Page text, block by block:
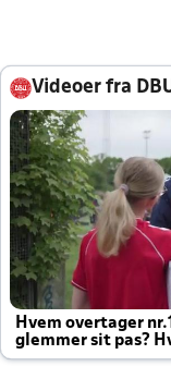
Videoer fra
Hvem overtager
glemmer sit pas?
altid til efter